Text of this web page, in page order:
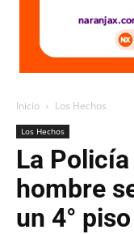
Inicio Los Hechos
Los Hechos
La
hombre
un 4°